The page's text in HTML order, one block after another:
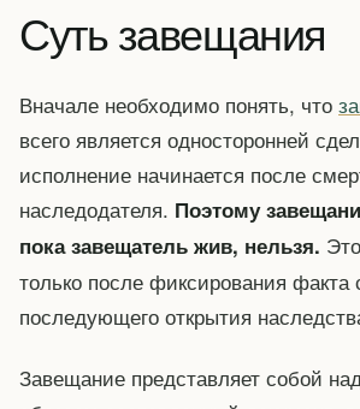
Суть завещания
Вначале необходимо понять, что
всего является односторонней
исполнение начинается после
наследодателя. Поэтому
пока завещатель жив, нельзя.
только после фиксирования факта
последующего открытия
Завещание представляет собой